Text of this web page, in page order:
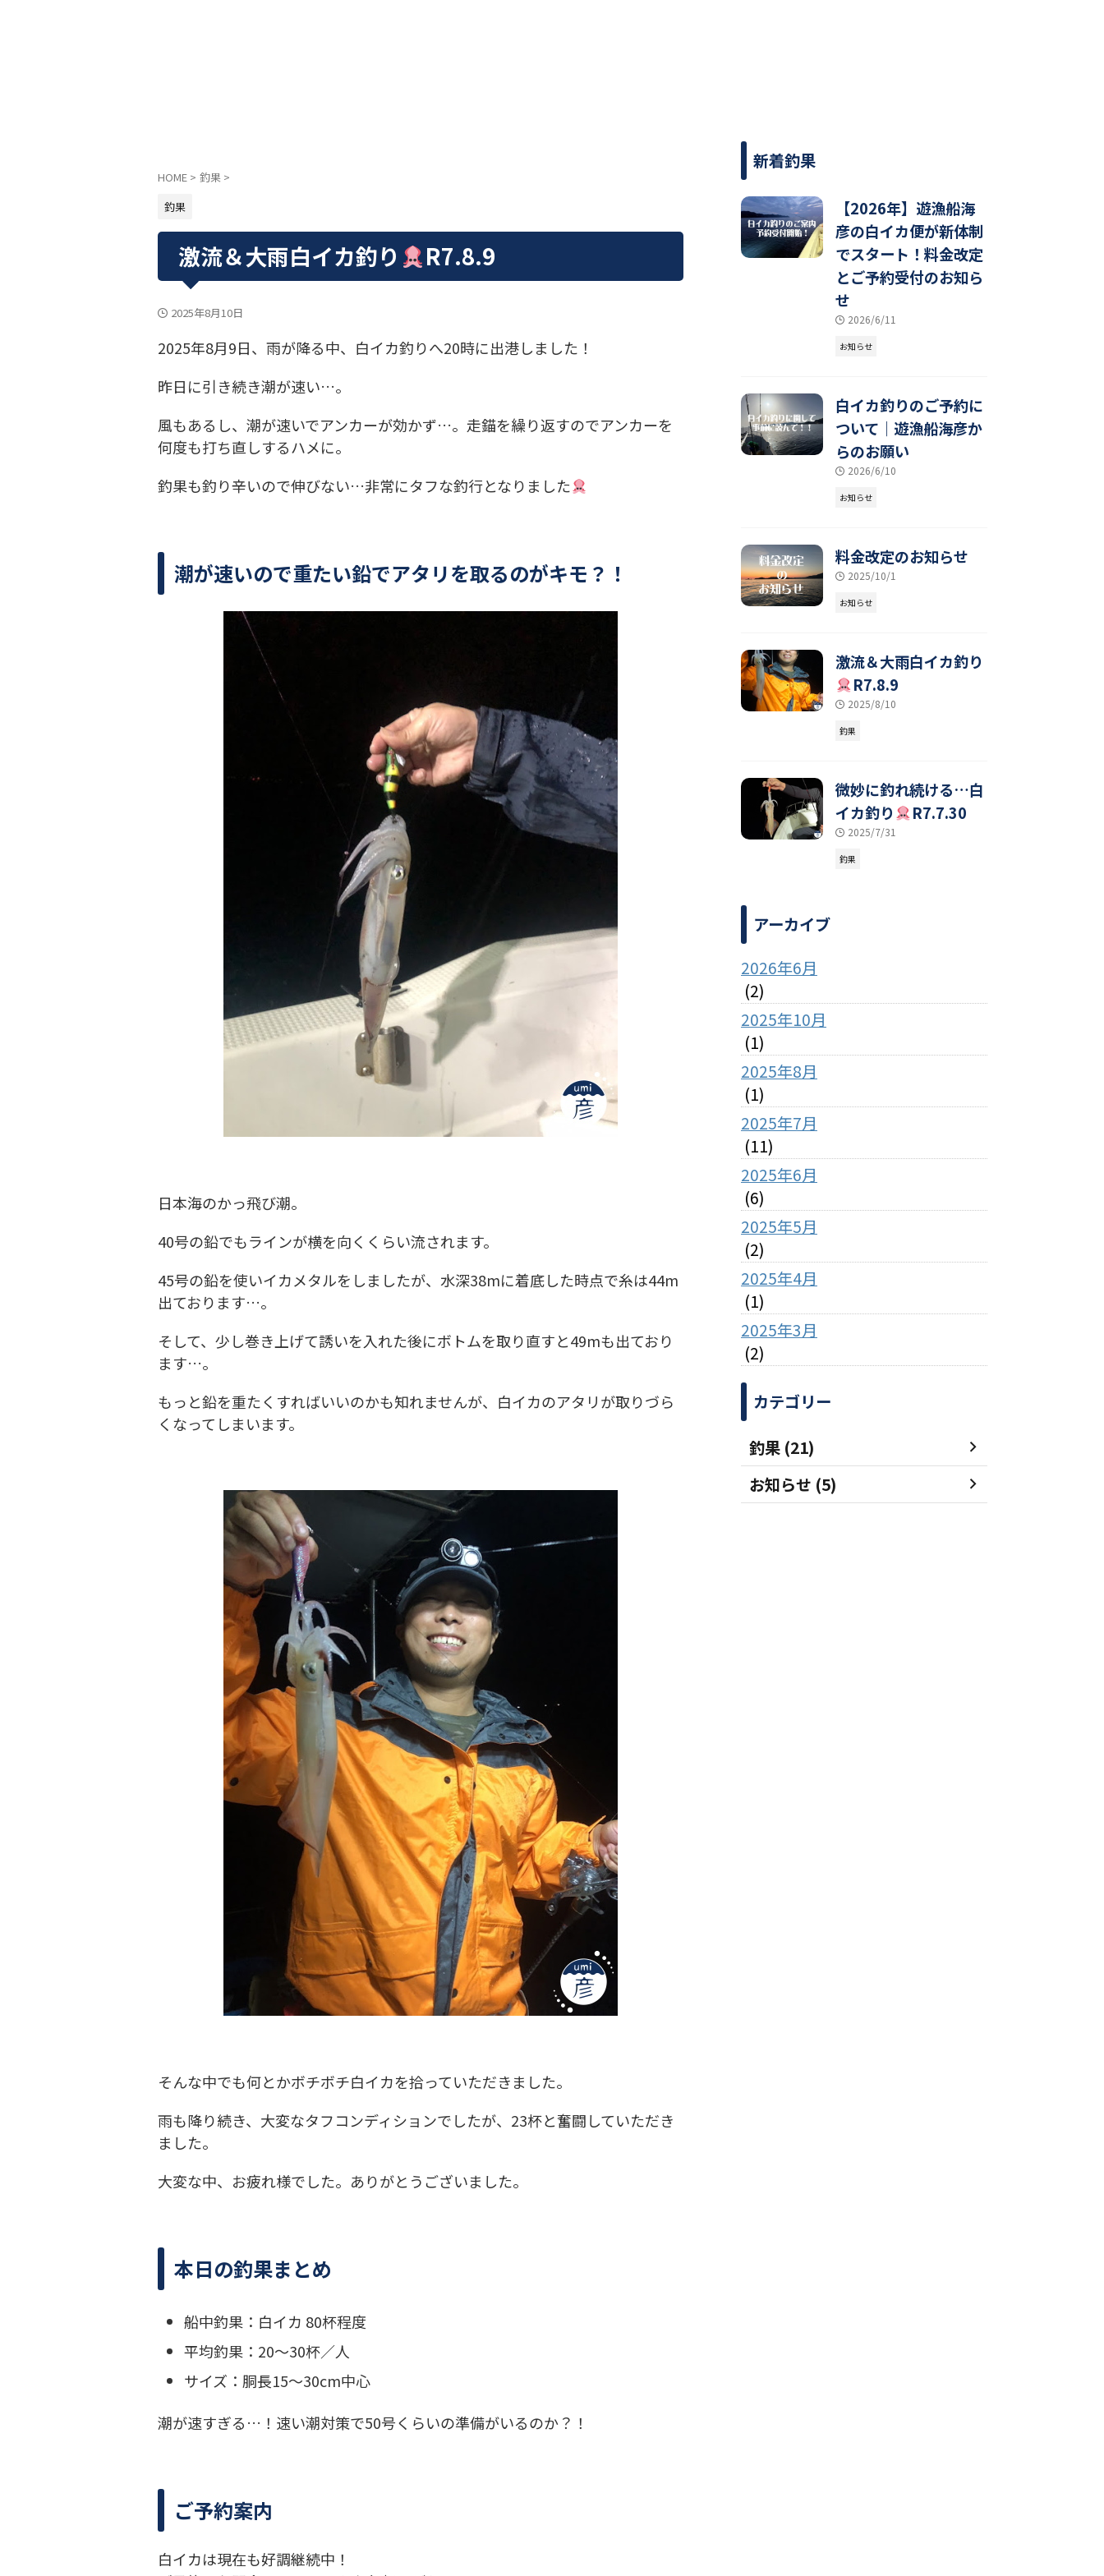
HOME > 釣果 >
釣果
激流＆大雨白イカ釣り R7.8.9
2025年8月10日
2025年8月9日、雨が降る中、白イカ釣りへ20時に出港しました！
昨日に引き続き潮が速い…。
風もあるし、潮が速いでアンカーが効かず…。走錨を繰り返すのでアンカーを
何度も打ち直しするハメに。
釣果も釣り辛いので伸びない…非常にタフな釣行となりました
潮が速いので重たい鉛でアタリを取るのがキモ？！
日本海のかっ飛び潮。
40号の鉛でもラインが横を向くくらい流されます。
45号の鉛を使いイカメタルをしましたが、水深38mに着底した時点で糸は44m
出ております…。
そして、少し巻き上げて誘いを入れた後にボトムを取り直すと49mも出ており
ます…。
もっと鉛を重たくすればいいのかも知れませんが、白イカのアタリが取りづら
くなってしまいます。
そんな中でも何とかボチボチ白イカを拾っていただきました。
雨も降り続き、大変なタフコンディションでしたが、23杯と奮闘していただき
ました。
大変な中、お疲れ様でした。ありがとうございました。
本日の釣果まとめ
船中釣果：白イカ 80杯程度
平均釣果：20～30杯／人
サイズ：胴長15〜30cm中心
潮が速すぎる…！速い潮対策で50号くらいの準備がいるのか？！
ご予約案内
白イカは現在も好調継続中！
新着釣果
【2026年】遊漁船海
彦の白イカ便が新体制
でスタート！料金改定
とご予約受付のお知ら
せ
2026/6/11
お知らせ
白イカ釣りのご予約に
ついて｜遊漁船海彦か
らのお願い
2026/6/10
お知らせ
料金改定のお知らせ
2025/10/1
お知らせ
激流＆大雨白イカ釣り
R7.8.9
2025/8/10
釣果
微妙に釣れ続ける…白
イカ釣り
R7.7.30
2025/7/31
釣果
アーカイブ
2026年6月
(2)
2025年10月
(1)
2025年8月
(1)
2025年7月
(11)
2025年6月
(6)
2025年5月
(2)
2025年4月
(1)
2025年3月
(2)
カテゴリー
釣果 (21)
お知らせ (5)